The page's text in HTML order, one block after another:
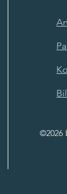
©2026